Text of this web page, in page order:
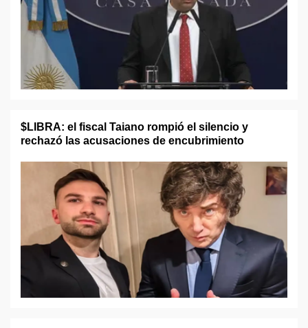
$LIBRA: el fiscal Taiano rompió el silencio y
rechazó las acusaciones de encubrimiento